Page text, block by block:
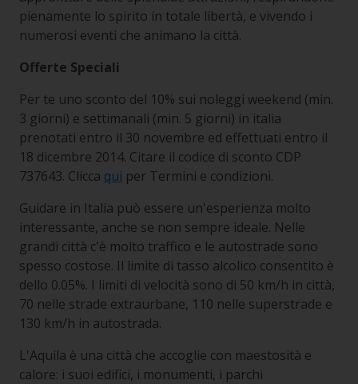
pienamente lo spirito in totale libertà, e vivendo i
numerosi eventi che animano la città.
Offerte Speciali
Per te uno sconto del 10% sui noleggi weekend (min.
3 giorni) e settimanali (min. 5 giorni) in italia
prenotati entro il 30 novembre ed effettuati entro il
18 dicembre 2014. Citare il codice di sconto CDP
737643. Clicca qui per Termini e condizioni.
Guidare in Italia può essere un'esperienza molto
interessante, anche se non sempre ideale. Nelle
grandi città c'è molto traffico e le autostrade sono
spesso costose. Il limite di tasso alcolico consentito è
dello 0.05%. I limiti di velocità sono di 50 km/h in città,
70 nelle strade extraurbane, 110 nelle superstrade e
130 km/h in autostrada.
L'Aquila è una città che accoglie con maestosità e
calore: i suoi edifici, i monumenti, i parchi